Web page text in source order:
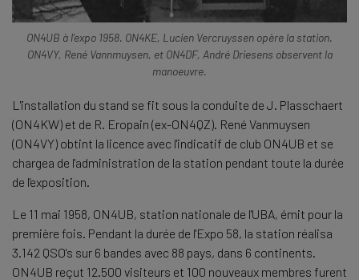
ON4UB à l'expo 1958. ON4KE, Lucien Vercruyssen opère la station.
ON4VY, René Vannmuysen, et ON4DF, André Driesens observent la
manoeuvre.
L'installation du stand se fit sous la conduite de J. Plasschaert
(ON4KW) et de R. Eropain (ex-ON4QZ). René Vanmuysen
(ON4VY) obtint la licence avec l'indicatif de club ON4UB et se
chargea de l'administration de la station pendant toute la durée
de l'exposition.
Le 11 mai 1958, ON4UB, station nationale de l'UBA, émit pour la
première fois. Pendant la durée de l'Expo 58, la station réalisa
3.142 QSO's sur 6 bandes avec 88 pays, dans 6 continents.
ON4UB reçut 12.500 visiteurs et 100 nouveaux membres furent